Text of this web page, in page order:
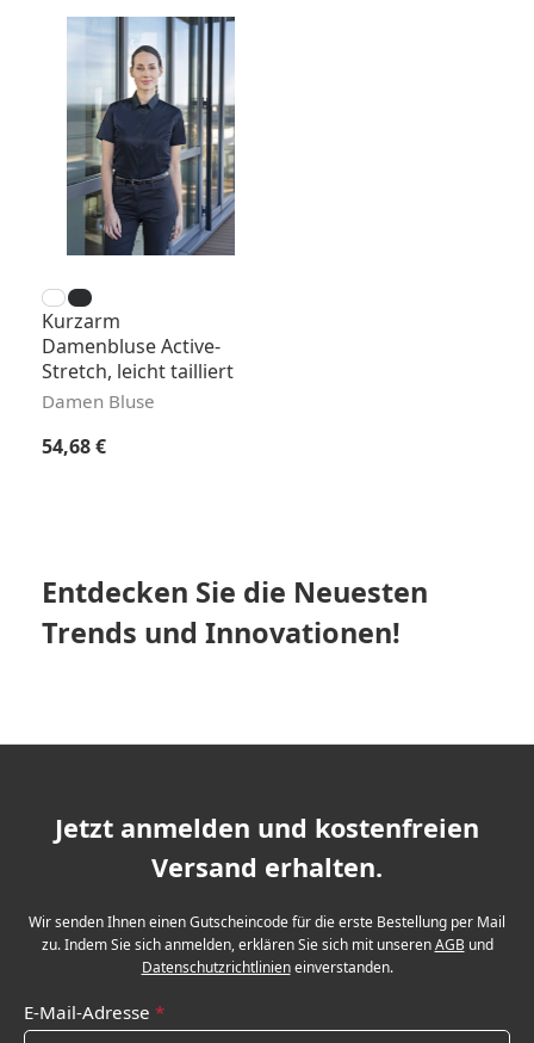
Kurzarm
Damenbluse Active-
Stretch, leicht tailliert
Damen Bluse
Regulärer Preis:
54,68 €
Entdecken Sie die Neuesten
Trends und Innovationen!
Jetzt anmelden und kostenfreien
Versand erhalten.
Wir senden Ihnen einen Gutscheincode für die erste Bestellung per Mail
zu. Indem Sie sich anmelden, erklären Sie sich mit unserenAGBund
Datenschutzrichtlinieneinverstanden.
E-Mail-Adresse *